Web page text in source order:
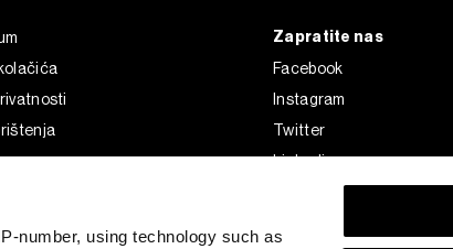
number, using technology such as
Zapratite nas
Facebook
Instagram
Twitter
Linkedin